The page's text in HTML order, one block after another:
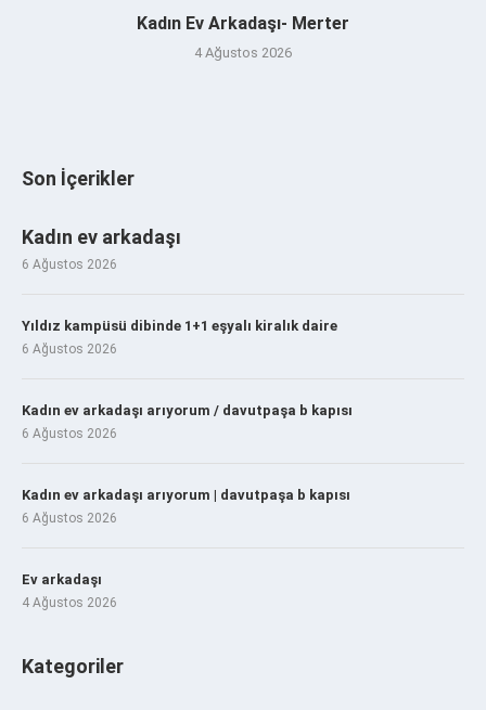
Kadın Ev Arkadaşı- Merter
4 Ağustos 2026
Son İçerikler
Kadın ev arkadaşı
6 Ağustos 2026
Yıldız kampüsü dibinde 1+1 eşyalı kiralık daire
6 Ağustos 2026
Kadın ev arkadaşı arıyorum / davutpaşa b kapısı
6 Ağustos 2026
Kadın ev arkadaşı arıyorum | davutpaşa b kapısı
6 Ağustos 2026
Ev arkadaşı
4 Ağustos 2026
Kategoriler